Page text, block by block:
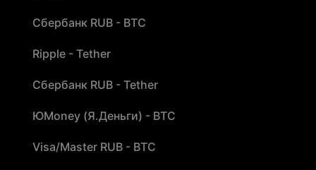
Сбербанк RUB - BTC
Ripple - Tether
Сбербанк RUB - Tether
ЮMoney (Я.Деньги) - BTC
Visa/Master RUB - BTC